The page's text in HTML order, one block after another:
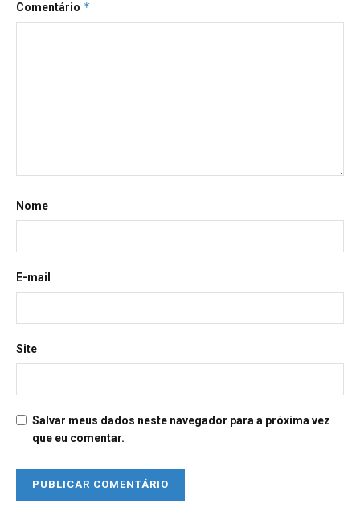
Comentário *
Nome
E-mail
Site
Salvar meus dados neste navegador para a próxima vez
que eu comentar.